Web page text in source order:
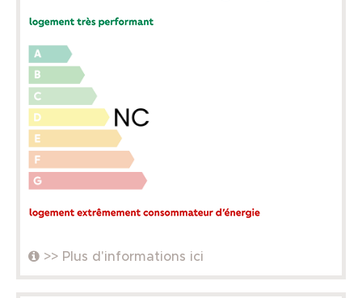
>> Plus d'informations ici